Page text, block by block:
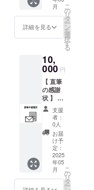
供方
法：
5月予定
ズ：小
（3×15
ｃｍ程
度） ・
欄に希
望され
るお名
前をご
記入く
ださい
中（9時
～15
時） 午
間帯
は、上
記以外
にも相
談に応
じま
す。 い
ちこの
農園は
約1,500
坪の敷
地があ
りま
す。古
民家２
階、軒
ただい
た方に
愛と感
謝の気
持ちを
て、御
礼の
メール
をお送
りしま
す。
月
詳細を見る
こ
の
リ
タ
ー
ン
を
選
択
す
る
10,
000 円
【 直筆
の感謝
状 】 プ
ロジェ
クト責
任者の
きよま
つえい
こか
ら、ご
支援い
ただい
た方に
愛と感
支援
者：
0人
お届
け予
定：
2025
年05
月
こ
の
リ
タ
ー